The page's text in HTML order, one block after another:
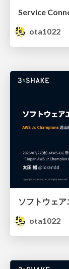
ota1022
ota1022